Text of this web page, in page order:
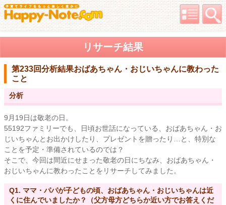
リサーチ結果
第233回分析結果おばあちゃん・おじいちゃんに教わった
こと
分析
9月19日は敬老の日。
55192ファミリーでも、日頃お世話になっている、おばあちゃん・お
じいちゃんとお出かけしたり、プレゼントを贈ったり…と、特別な
ことを予定・準備されているのでは？
そこで、今回は間近にせまった敬老の日にちなみ、おばあちゃん・
おじいちゃんに教わったことをリサーチしてみました。
Q1. ママ・パパが子どもの頃、おばあちゃん・おじいちゃんは近
くに住んでいましたか？（父方母方どちらか近い方でお答えくだ